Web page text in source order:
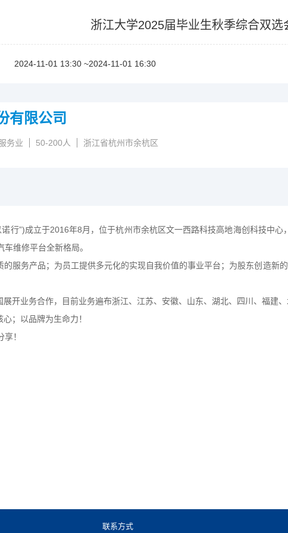
浙江大学2025届毕业生秋季综合双选
2024-11-0113:30~2024-11-0116:30
有限公司
务业 50-200人 浙江省杭州市余杭区
诺行”)成立于2016年8月，位于杭州市余杭区文一西路科技高地海创科技中心
车维修平台全新格局。
的服务产品； 为员工提供多元化的实现自我价值的事业平台； 为股东创造新
开业务合作，目前业务遍布浙江、江苏、 安徽、山东、湖北、 四川、福建
；以品牌为生命力！
！
联系方式